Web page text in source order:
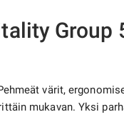
Group
värit,
mukavan. Yksi